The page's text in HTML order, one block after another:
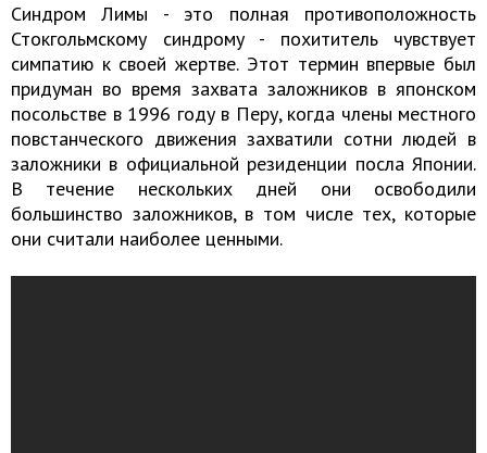
Синдром Лимы - это полная противоположность
Стокгольмскому синдрому - похититель чувствует
симпатию к своей жертве. Этот термин впервые был
придуман во время захвата заложников в японском
посольстве в 1996 году в Перу, когда члены местного
повстанческого движения захватили сотни людей в
заложники в официальной резиденции посла Японии.
В течение нескольких дней они освободили
большинство заложников, в том числе тех, которые
они считали наиболее ценными.